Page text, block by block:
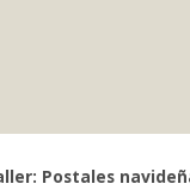
Postales